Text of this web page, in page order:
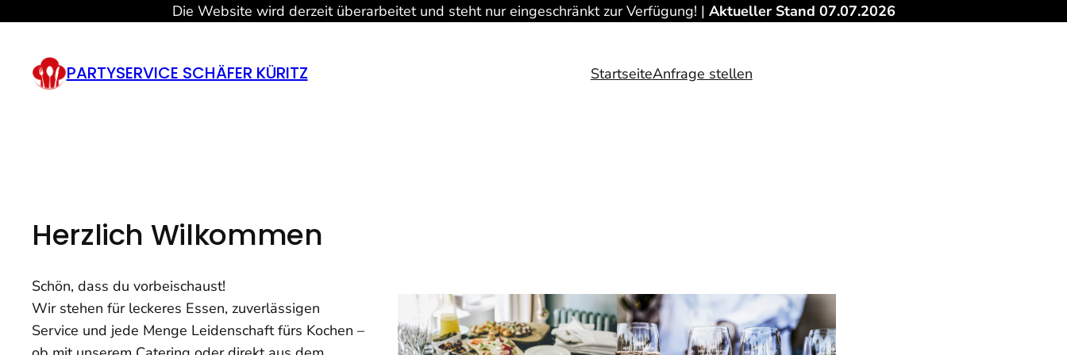
Die Website wird derzeit überarbeitet und steht nur eingeschränkt zur Verfügung! | Aktueller Stand 07.07.2026
Inhalt
springen PARTYSERVICE SCHÄFER KÜRITZ StartseiteAnfrage stellen
Herzlich Wilkommen
Schön, dass du vorbeischaust!
Wir stehen für leckeres Essen, zuverlässigen
Service und jede Menge Leidenschaft fürs Kochen –